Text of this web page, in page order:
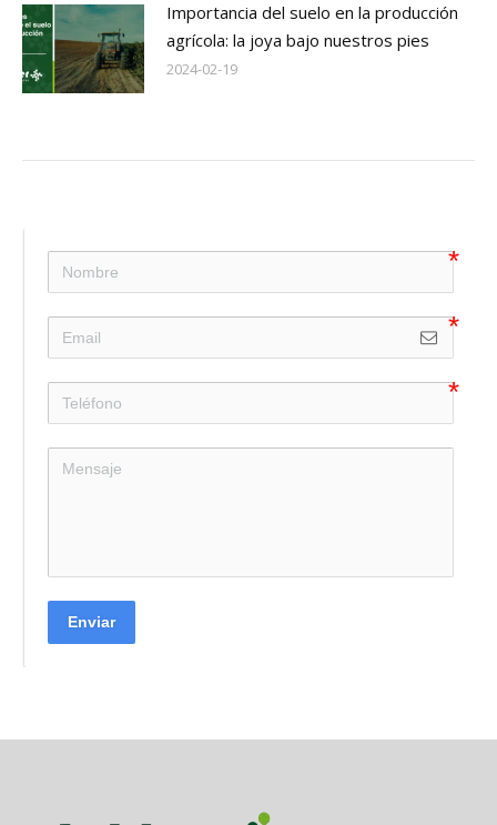
Importancia del suelo en la producción
agrícola: la joya bajo nuestros pies
2024-02-19
Enviar